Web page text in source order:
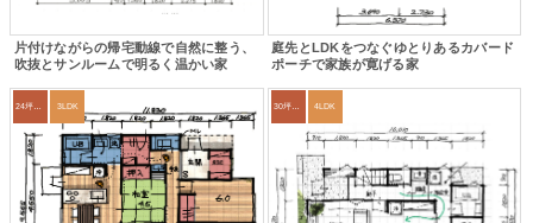
片付けながらの帰宅動線で自然に整う、
吹抜とサンルームで明るく温かい家
庭先とLDKをつなぐゆとりあるカバード
ポーチで家族が寛げる家
3LDK 30坪～33坪 4LDK